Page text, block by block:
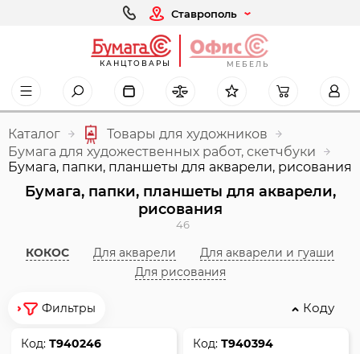
Ставрополь
КАНЦТОВАРЫ МЕБЕЛЬ
Каталог
Товары для художников
Бумага для художественных работ, скетчбуки
Бумага, папки, планшеты для акварели, рисования
Бумага, папки, планшеты для акварели,
рисования
46
КОКОС Для акварели
Для акварели и гуаши
Для рисования
Фильтры Коду
Код:Т940246
Код:Т940394